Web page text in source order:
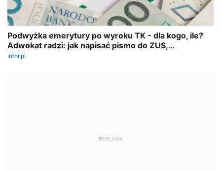
REKLAMA